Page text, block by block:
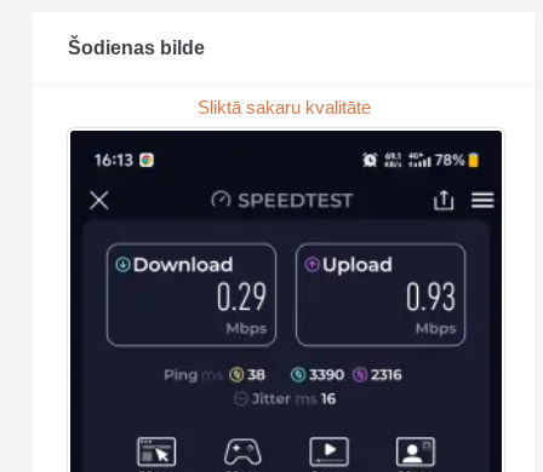
Šodienas bilde
Sliktā sakaru kvalitāte